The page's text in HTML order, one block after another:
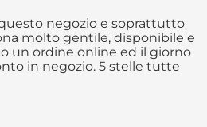
negozio e soprattutto
molto gentile, disponibile e
un ordine online ed il giorno
in negozio. 5 stelle tutte